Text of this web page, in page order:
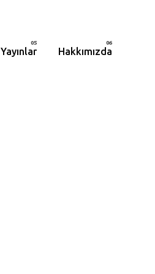
Yayınlar Hakkımızda